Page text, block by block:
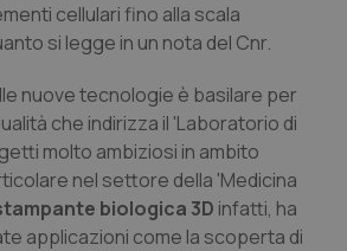
di Bolzano
di Trento
& Scompenso
cellulari fino alla scala
si legge in un nota del Cnr.
nuove tecnologie è basilare per
che indirizza il 'Laboratorio di
molto ambiziosi in ambito
nel settore della 'Medicina
biologica 3D infatti, ha
applicazioni come la scoperta di